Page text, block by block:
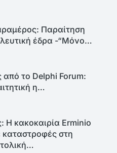
Παραίτηση
έδρα -“Μόνο…
το Delphi Forum:
η…
Η κακοκαιρία Erminio
στη